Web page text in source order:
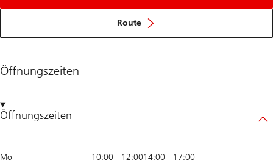
Route
Öffnungszeiten
Öffnungszeiten
Mo 10:00 - 12:0014:00 - 17:00